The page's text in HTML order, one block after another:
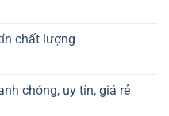
chất lượng
chóng, uy tín, giá rẻ